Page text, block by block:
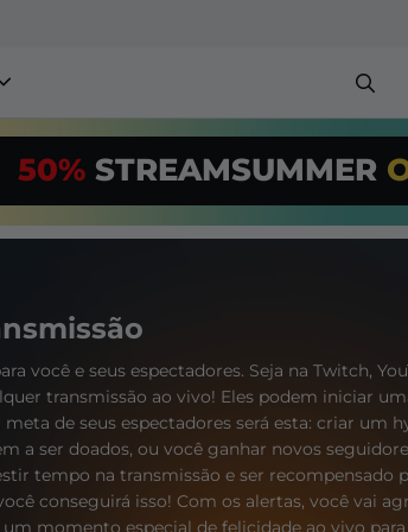
Month*
GRÁTIS
Use
Painéis Banners
50% STREAMSUMMER
você e seus espectadores. Seja na Twitch,
transmissão ao vivo! Eles podem iniciar
de seus espectadores será esta: criar um
a ser doados, ou você ganhar novos
tempo na transmissão e ser recompensado
conseguirá isso! Com os alertas, você vai
momento especial de felicidade ao vivo